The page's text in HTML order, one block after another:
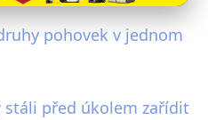
Různé
Prostoru?
pohovek v jednom
stáli před úkolem zařídit